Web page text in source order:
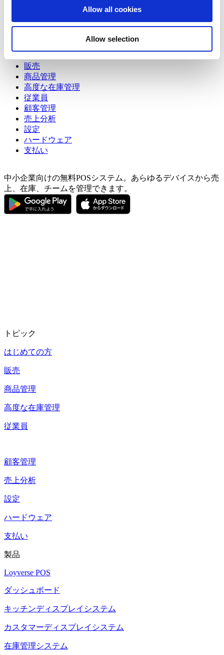
may combine it with other information that you’ve
provided to them or that they’ve collected from your use
of their services. You consent to the use of cookies by
pressing the "OK" button.
Allow all cookies
Allow selection
クレジットカード決済の処理
トピック
Hide — トピック
販売
商品管理
高度な在庫管理
従業員
顧客管理
売上分析
設定
ハードウェア
支払い
中小企業向けの無料POSシステム。あらゆるデバイスから売
上、在庫、チームを管理できます。
トピック
はじめての方
販売
商品管理
高度な在庫管理
従業員
顧客管理
売上分析
設定
ハードウェア
支払い
製品
Loyverse POS
ダッシュボード
キッチンディスプレイシステム
カスタマーディスプレイシステム
在庫管理システム